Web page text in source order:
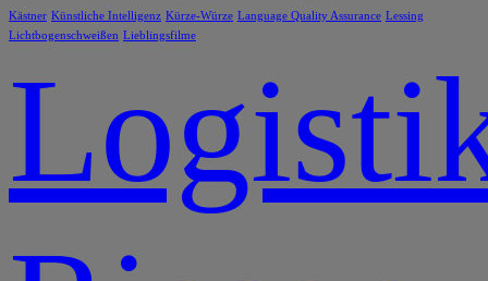
Kästner Künstliche Intelligenz Kürze-Würze Language Quality Assurance Lessing
Lichtbogenschweißen Lieblingsfilme